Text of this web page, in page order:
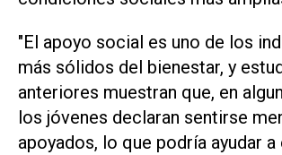
"El apoyo social es uno de los
más sólidos del bienestar, y
anteriores muestran que, en
los jóvenes declaran sentirse
apoyados, lo que podría ayudar